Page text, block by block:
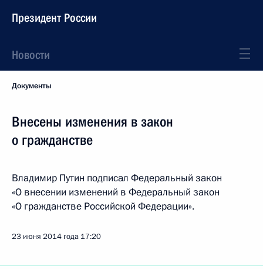
Президент России
Новости
Документы
Внесены изменения в закон
о гражданстве
Владимир Путин подписал Федеральный закон
«О внесении изменений в Федеральный закон
«О гражданстве Российской Федерации».
23 июня 2014 года 17:20